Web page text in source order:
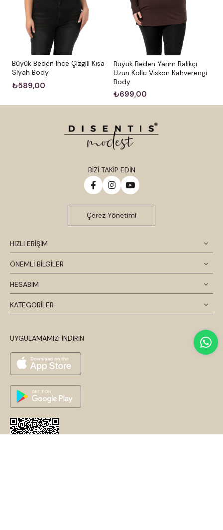
Büyük Beden İnce Çizgili Kısa
Siyah Body
₺589,00
Büyük Beden Yarım Balıkçı
Uzun Kollu Viskon Kahverengi
Body
₺699,00
HIZLI ERİŞİM
ÖNEMLİ BİLGİLER
HESABIM
KATEGORİLER
UYGULAMAMIZI İNDİRİN
BİZİ TAKİP EDİN
Çerez Yönetimi